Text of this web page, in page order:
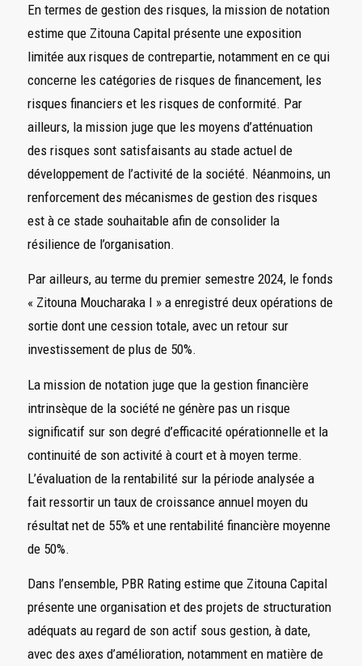
En termes de gestion des risques, la mission de notation
estime que Zitouna Capital présente une exposition
limitée aux risques de contrepartie, notamment en ce qui
concerne les catégories de risques de financement, les
risques financiers et les risques de conformité. Par
ailleurs, la mission juge que les moyens d’atténuation
des risques sont satisfaisants au stade actuel de
développement de l’activité de la société. Néanmoins, un
renforcement des mécanismes de gestion des risques
est à ce stade souhaitable afin de consolider la
résilience de l’organisation.
Par ailleurs, au terme du premier semestre 2024, le fonds
« Zitouna Moucharaka I » a enregistré deux opérations de
sortie dont une cession totale, avec un retour sur
investissement de plus de 50%.
La mission de notation juge que la gestion financière
intrinsèque de la société ne génère pas un risque
significatif sur son degré d’efficacité opérationnelle et la
continuité de son activité à court et à moyen terme.
L’évaluation de la rentabilité sur la période analysée a
fait ressortir un taux de croissance annuel moyen du
résultat net de 55% et une rentabilité financière moyenne
de 50%.
Dans l’ensemble, PBR Rating estime que Zitouna Capital
présente une organisation et des projets de structuration
adéquats au regard de son actif sous gestion, à date,
avec des axes d’amélioration, notamment en matière de